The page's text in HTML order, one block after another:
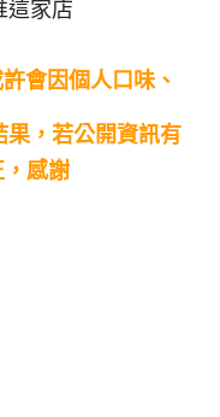
這家店
會因個人口味、
果，若公開資訊有
感謝